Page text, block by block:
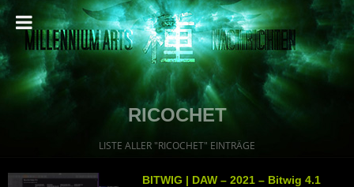
RICOCHET
LISTE ALLER "RICOCHET" EINTRÄGE
BITWIG | DAW – 2021 – Bitwig 4.1